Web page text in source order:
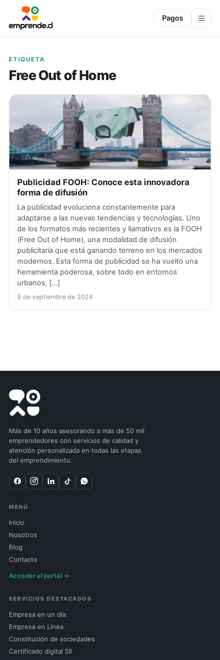
Pagos
ETIQUETA
Free Out of Home
Publicidad FOOH: Conoce esta innovadora
forma de difusión
La publicidad evoluciona constantemente para
adaptarse a las nuevas tendencias y tecnologías. Uno
de los formatos más recientes y llamativos es la FOOH
(Free Out of Home), una modalidad de difusión
publicitaria que está ganando terreno en los mercados
modernos. Esta forma de publicidad se ha vuelto una
herramienta poderosa, sobre todo en entornos
urbanos, […]
9 de septiembre de 2024
Más de 10 años asesorando a más de 50 mil
emprendedores con servicios de calidad y
atención personalizada en todas las etapas
del emprendimiento.
MENÚ
Inicio
Nosotros
Blog
Contacto
Acceder al portal →
SERVICIOS DESTACADOS
Empresa en un día
Empresa en Línea
Constitución de sociedades
Certificado digital SII